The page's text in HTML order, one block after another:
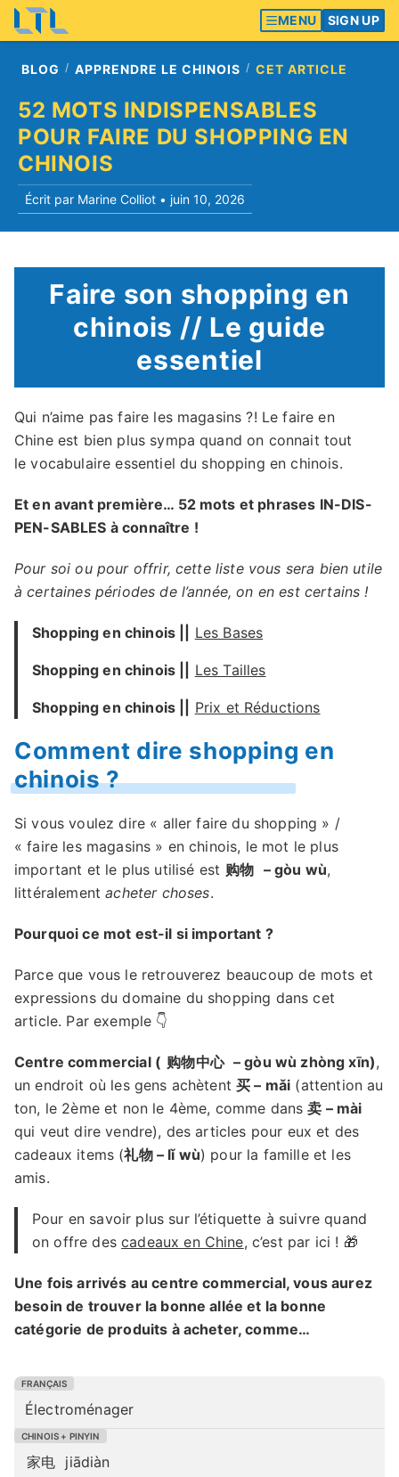
MENU SIGN UP
BLOG APPRENDRE LE CHINOIS CET ARTICLE
52 MOTS INDISPENSABLES
POUR FAIRE DU SHOPPING EN
CHINOIS
Écrit par Marine Colliot • juin 10, 2026
Faire son shopping en
chinois // Le guide
essentiel
Qui n’aime pas faire les magasins ?! Le faire en
Chine est bien plus sympa quand on connait tout
le vocabulaire essentiel du shopping en chinois.
Et en avant première… 52 mots et phrases IN-DIS-
PEN-SABLES à connaître !
Pour soi ou pour offrir, cette liste vous sera bien utile
à certaines périodes de l’année, on en est certains !
Shopping en chinois || Les Bases
Shopping en chinois || Les Tailles
Shopping en chinois || Prix et Réductions
Comment dire shopping en
chinois ?
Si vous voulez dire « aller faire du shopping » /
« faire les magasins » en chinois, le mot le plus
important et le plus utilisé est 购物 – gòu wù,
littéralementacheter choses.
Pourquoi ce mot est-il si important ?
Parce que vous le retrouverez beaucoup de mots et
expressions du domaine du shopping dans cet
article. Par exemple 👇
Centre commercial ( 购物中心 – gòu wù zhòng xīn),
un endroit où les gens achètent买 – mǎi (attention au
ton, le 2ème et non le 4ème, comme dans卖 – mài
qui veut dire vendre), des articles pour eux et des
cadeaux items (礼物 – lǐ wù) pour la famille et les
amis.
Pour en savoir plus sur l’étiquette à suivre quand
on offre descadeaux en Chine, c’est par ici ! 🎁
Une fois arrivés au centre commercial, vous aurez
besoin de trouver la bonne allée et la bonne
catégorie de produits à acheter, comme…
Électroménager
家电 jiādiàn